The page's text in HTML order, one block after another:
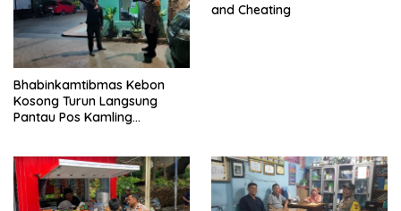
Bhabinkamtibmas Kebon
Kosong Turun Langsung
Pantau Pos Kamling
and Cheating